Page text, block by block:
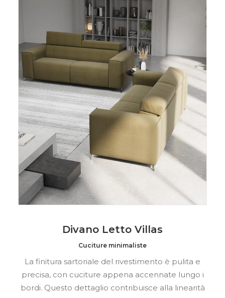
Divano Letto Villas
Cuciture minimaliste
La finitura sartoriale del rivestimento è pulita e
precisa, con cuciture appena accennate lungo i
bordi. Questo dettaglio contribuisce alla linearità